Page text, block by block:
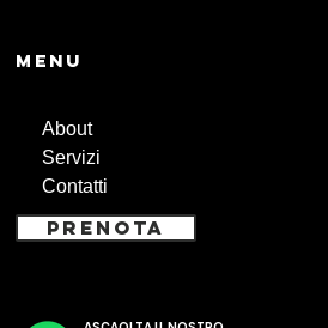
Menu
About
Servizi
Contatti
PRENOTA